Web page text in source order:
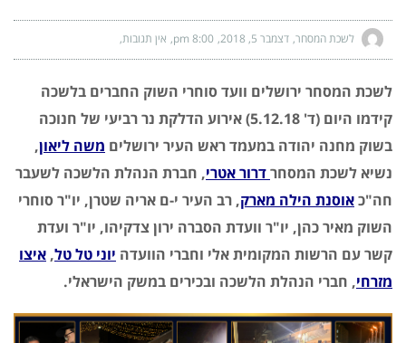
לשכת המסחר דצמבר 5, 2018 8:00 pm אין תגובות
לשכת המסחר ירושלים וועד סוחרי השוק החברים בלשכה
קידמו היום (ד' 5.12.18) אירוע הדלקת נר רביעי של חנוכה
בשוק מחנה יהודה במעמד ראש העיר ירושלים משה ליאון,
נשיא לשכת המסחרדרור אטרי, חברת הנהלת הלשכה לשעבר
חה"כאוסנת הילה מארק, רב העיר י-ם אריה שטרן, יו"ר סוחרי
השוק מאיר כהן, יו"ר וועדת הסברה ירון צדקיהו, יו"ר ועדת
קשר עם הרשות המקומית אלי וחברי הוועדה יוני טל טל, איצו
מזרחי, חברי הנהלת הלשכה ובכירים במשק הישראלי.